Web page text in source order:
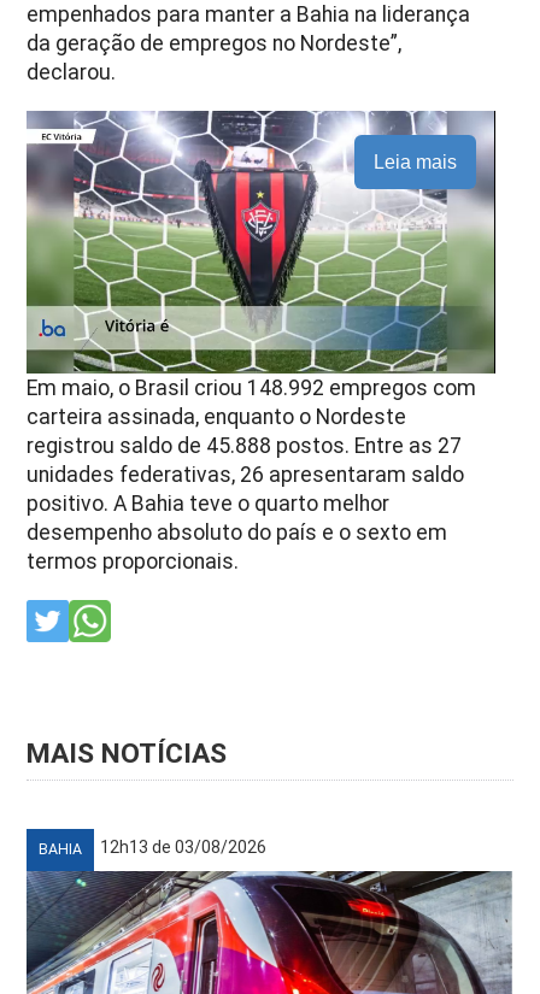
empenhados para manter a Bahia na liderança
da geração de empregos no Nordeste”,
declarou.
Leia mais
Em maio, o Brasil criou 148.992 empregos com
carteira assinada, enquanto o Nordeste
registrou saldo de 45.888 postos. Entre as 27
unidades federativas, 26 apresentaram saldo
positivo. A Bahia teve o quarto melhor
desempenho absoluto do país e o sexto em
termos proporcionais.
MAIS NOTÍCIAS
BAHIA 12h13 de 03/08/2026